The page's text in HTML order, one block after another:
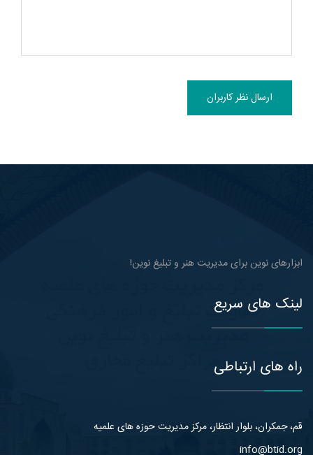
ارسال نظر کاربران
ابزارهای نوین برای مدیریت هنر و تبلیغ نوین!
لینک های سریع
راه های ارتباطی
قم، جمکران، بلوار انتظار، مرکز مدیریت حوزه های علمیه
info@btid.org